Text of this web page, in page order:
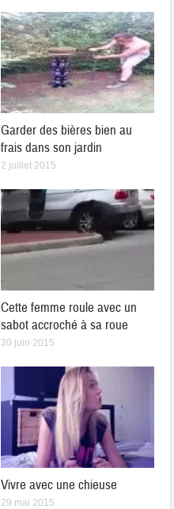
Garder des bières bien au
frais dans son jardin
2 juillet 2015
Cette femme roule avec un
sabot accroché à sa roue
30 juin 2015
Vivre avec une chieuse
29 mai 2015